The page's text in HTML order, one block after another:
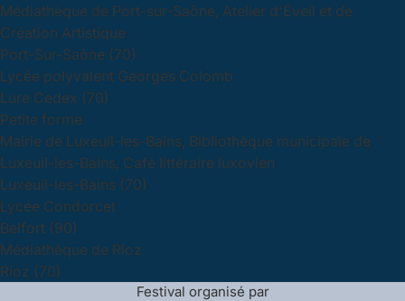
Médiathèque de Port-sur-Saône, Atelier d'Éveil et de
Création Artistique
Port-Sur-Saône (70)
Lycée polyvalent Georges Colomb
Lure Cedex (70)
Petite forme
Mairie de Luxeuil-les-Bains, Bibliothèque municipale de
Luxeuil-les-Bains, Café littéraire luxovien
Luxeuil-les-Bains (70)
Lycée Condorcet
Belfort (90)
Médiathèque de Rioz
Rioz (70)
Festival organisé par